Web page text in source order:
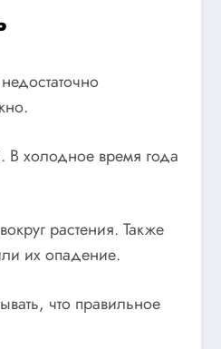
В холодное время года
растения. Также
их опадение.
что правильное